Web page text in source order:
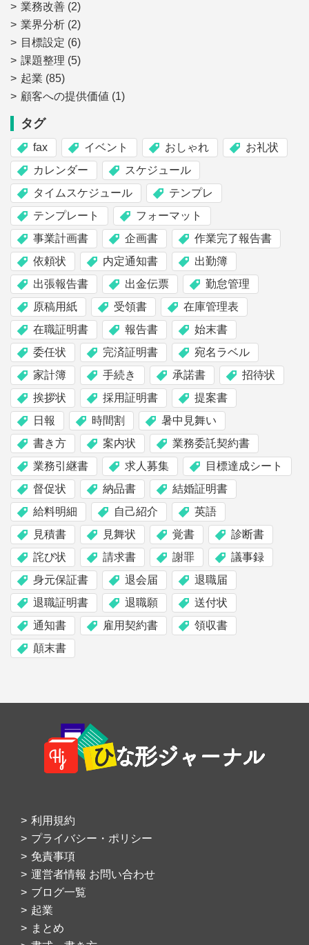
業務改善 (2)
業界分析 (2)
目標設定 (6)
課題整理 (5)
起業 (85)
顧客への提供価値 (1)
タグ
fax イベント おしゃれ
お礼状
カレンダー
スケジュール
タイムスケジュール
テンプレ
テンプレート
フォーマット
事業計画書
企画書
作業完了報告書
依頼状
内定通知書
出勤簿
出張報告書
出金伝票
勤怠管理
原稿用紙
受領書
在庫管理表
在職証明書
報告書
始末書
委任状
完済証明書
宛名ラベル
家計簿
手続き 承諾書
招待状
挨拶状
採用証明書
提案書
日報
時間割
暑中見舞い
書き方
案内状
業務委託契約書
業務引継書
求人募集
目標達成シート
督促状
納品書
結婚証明書
給料明細
自己紹介
英語
見積書
見舞状 覚書
診断書
詫び状
請求書 謝罪
議事録
身元保証書
退会届
退職届
退職証明書
退職願
送付状
通知書
雇用契約書
領収書
顛末書
Footer
利用規約
プライバシー・ポリシー
免責事項
運営者情報 お問い合わせ
ブログ一覧
起業
まとめ